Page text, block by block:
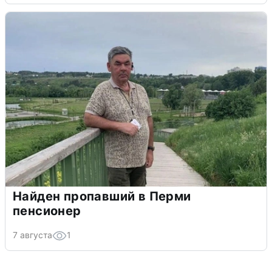
Найден пропавший в Перми
пенсионер
7 августа 1